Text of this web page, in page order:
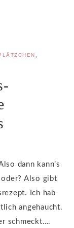
dann kann’s
Also gibt
Ich hab
angehaucht.
schmeckt….